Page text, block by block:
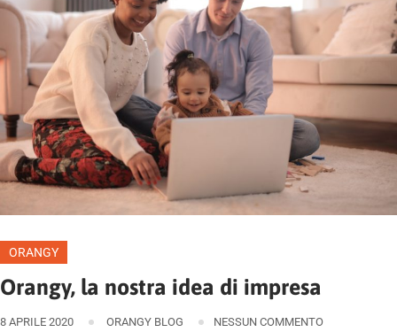
ORANGY
Orangy, la nostra idea di impresa
8 APRILE 2020 ORANGY BLOG NESSUN COMMENTO